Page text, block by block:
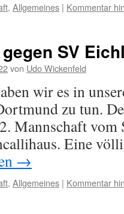
, Allgemeines | Kommentar
SV
von Udo Wickenfeld
wir es in
zu tun.
Mannschaft
Eine
→
, Allgemeines | Kommentar